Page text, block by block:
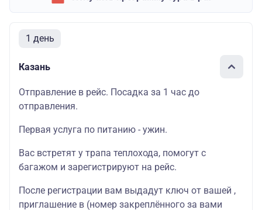
1 день
Казань
Отправление в рейс. Посадка за 1 час до
отправления.
Первая услуга по питанию - ужин.
Вас встретят у трапа теплохода, помогут с
багажом и зарегистрируют на рейс.
После регистрации вам выдадут ключ от вашей ,
приглашение в (номер закреплённого за вами